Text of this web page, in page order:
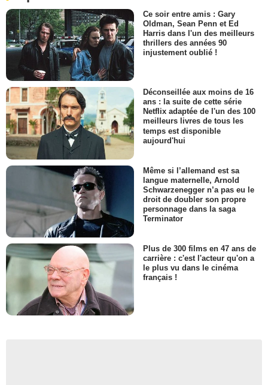
Ce soir entre amis : Gary
Oldman, Sean Penn et Ed
Harris dans l'un des meilleurs
thrillers des années 90
injustement oublié !
Déconseillée aux moins de 16
ans : la suite de cette série
Netflix adaptée de l'un des 100
meilleurs livres de tous les
temps est disponible
aujourd'hui
Même si l’allemand est sa
langue maternelle, Arnold
Schwarzenegger n’a pas eu le
droit de doubler son propre
personnage dans la saga
Terminator
Plus de 300 films en 47 ans de
carrière : c'est l'acteur qu'on a
le plus vu dans le cinéma
français !